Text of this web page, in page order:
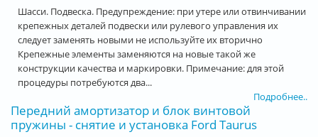
Шасси. Подвеска. Предупреждение: при утере или отвинчивании
крепежных деталей подвески или рулевого управления их
следует заменять новыми не используйте их вторично
Крепежные элементы заменяются на новые такой же
конструкции качества и маркировки. Примечание: для этой
процедуры потребуются два...
Подробнее..
Передний амортизатор и блок винтовой
пружины - снятие и установка Ford Taurus